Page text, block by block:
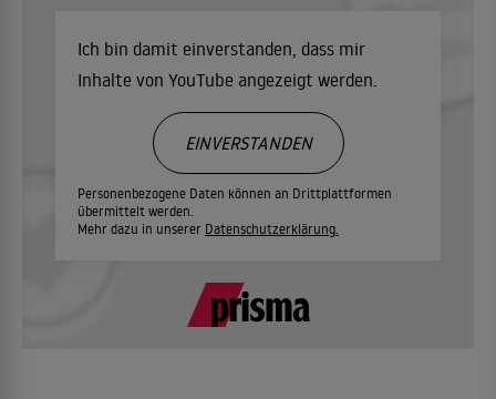
Ich bin damit einverstanden, dass mir
Inhalte von YouTube angezeigt werden.
Personenbezogene Daten können an Drittplattformen
übermittelt werden.
Mehr dazu in unserer Datenschutzerklärung.
EINVERSTANDEN